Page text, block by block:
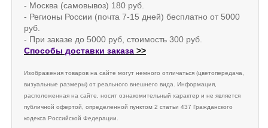
- Москва (самовывоз) 180 руб.
- Регионы России (почта 7-15 дней) бесплатно от 5000
руб.
- При заказе до 5000 руб, стоимость 300 руб.
Способы доставки заказа >>
Изображения товаров на сайте могут немного отличаться (цветопередача,
визуальные размеры) от реального внешнего вида. Информация,
расположенная на сайте, носит ознакомительный характер и не является
публичной офертой, определенной пунктом 2 статьи 437 Гражданского
кодекса Российской Федерации.